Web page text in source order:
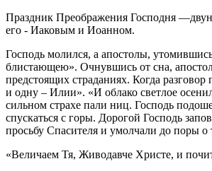
Праздник Преображения Господня
его - Иаковым и Иоанном.
Господь молился, а апостолы,
блистающею». Очнувшись от сна,
предстоящих страданиях. Когда
и одну – Илии». «И облако светлое
сильном страхе пали ниц. Господь
спускаться с горы. Дорогой Господь
просьбу Спасителя и умолчали до поры о
«Величаем Тя, Живодавче Христе, и